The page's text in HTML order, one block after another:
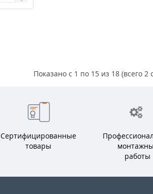
Показано с 1 по 15 из 18 (всего 2
Сертифицированные
товары
работы